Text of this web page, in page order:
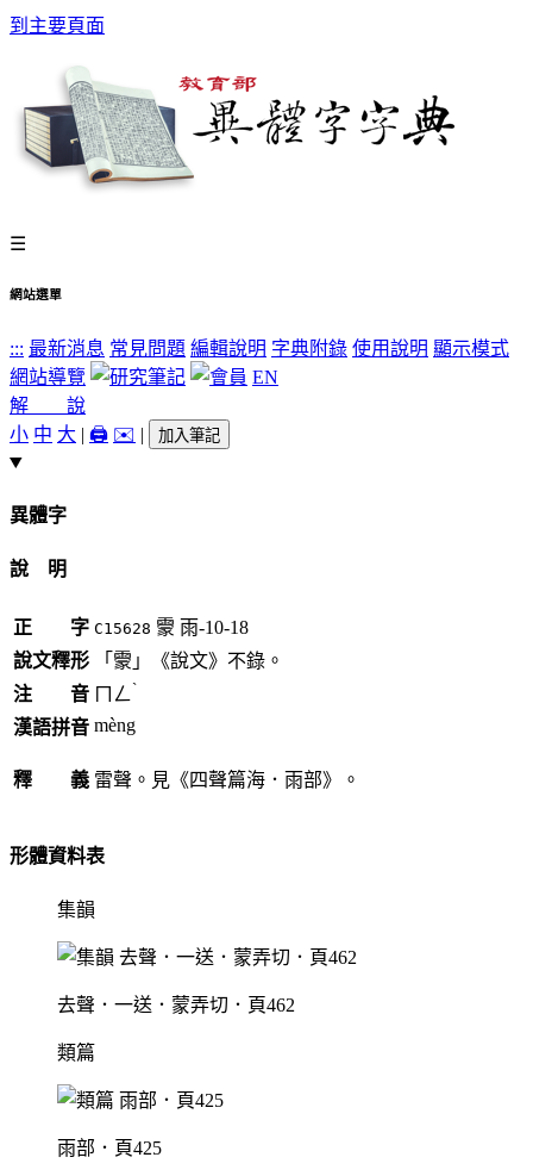
到主要頁面
☰
網站選單
::: 最新消息 常見問題 編輯說明 字典附錄 使用說明 顯示模式
網站導覽
EN
解 說
小 中 大 | 🖨️ ✉️ | 加入筆記
異體字
說 明
正 字 C15628 霥 雨-10-18
說文釋形
「霥」《說文》不錄。
注 音 ㄇㄥ ˋ
漢語拼音 mèng
釋 義 雷聲。見《四聲篇海．雨部》。
形體資料表
集韻
去聲．一送．蒙弄切．頁462
類篇
雨部．頁425